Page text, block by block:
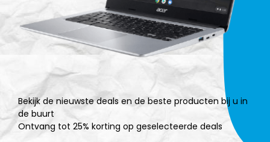
Bekijk de nieuwste deals en de beste producten bij u in
de buurt
Ontvang tot 25% korting op geselecteerde deals